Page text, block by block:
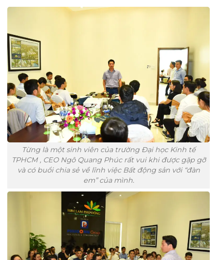
Từng là một sinh viên của trường Đại học Kinh tế
TPHCM , CEO Ngô Quang Phúc rất vui khi được gặp gỡ
và có buổi chia sẻ về lĩnh việc Bất động sản với “đàn
em” của mình.